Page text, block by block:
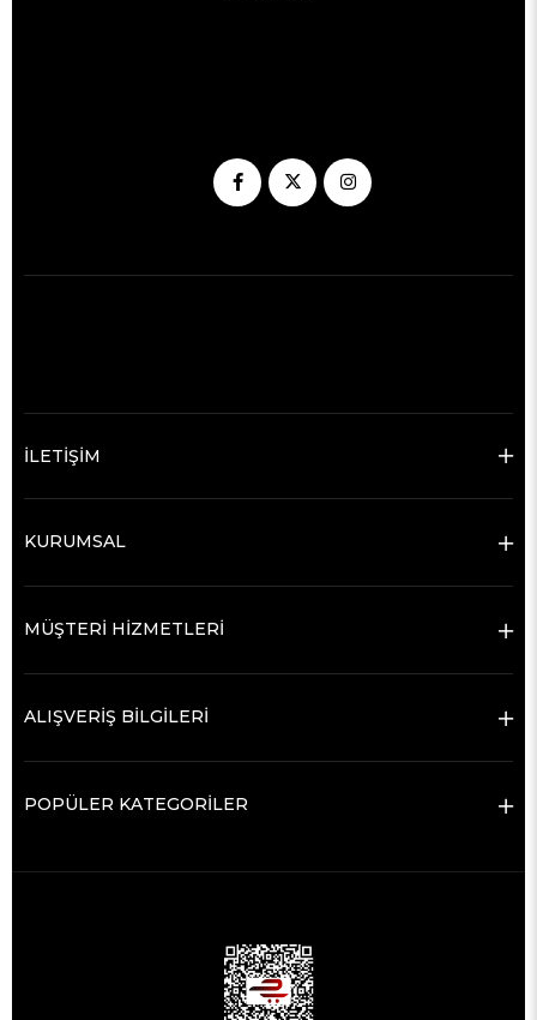
İLETİŞİM
KURUMSAL
MÜŞTERİ HİZMETLERİ
ALIŞVERİŞ BİLGİLERİ
POPÜLER KATEGORİLER